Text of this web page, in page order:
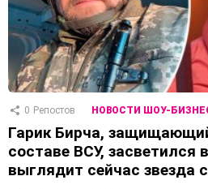
0 Репостов НОВОСТИ ШОУ-
Гарик Бирча,
составе ВСУ, засветился
выглядит сейчас звезда